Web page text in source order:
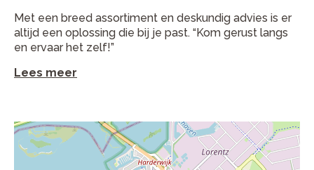
Met een breed assortiment en deskundig advies is er
altijd een oplossing die bij je past. “Kom gerust langs
en ervaar het zelf!”
Lees meer